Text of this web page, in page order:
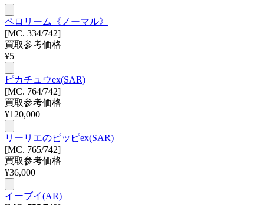
ペロリーム《ノーマル》
[MC. 334/742]
買取参考価格
¥5
ピカチュウex(SAR)
[MC. 764/742]
買取参考価格
¥120,000
リーリエのピッピex(SAR)
[MC. 765/742]
買取参考価格
¥36,000
イーブイ(AR)